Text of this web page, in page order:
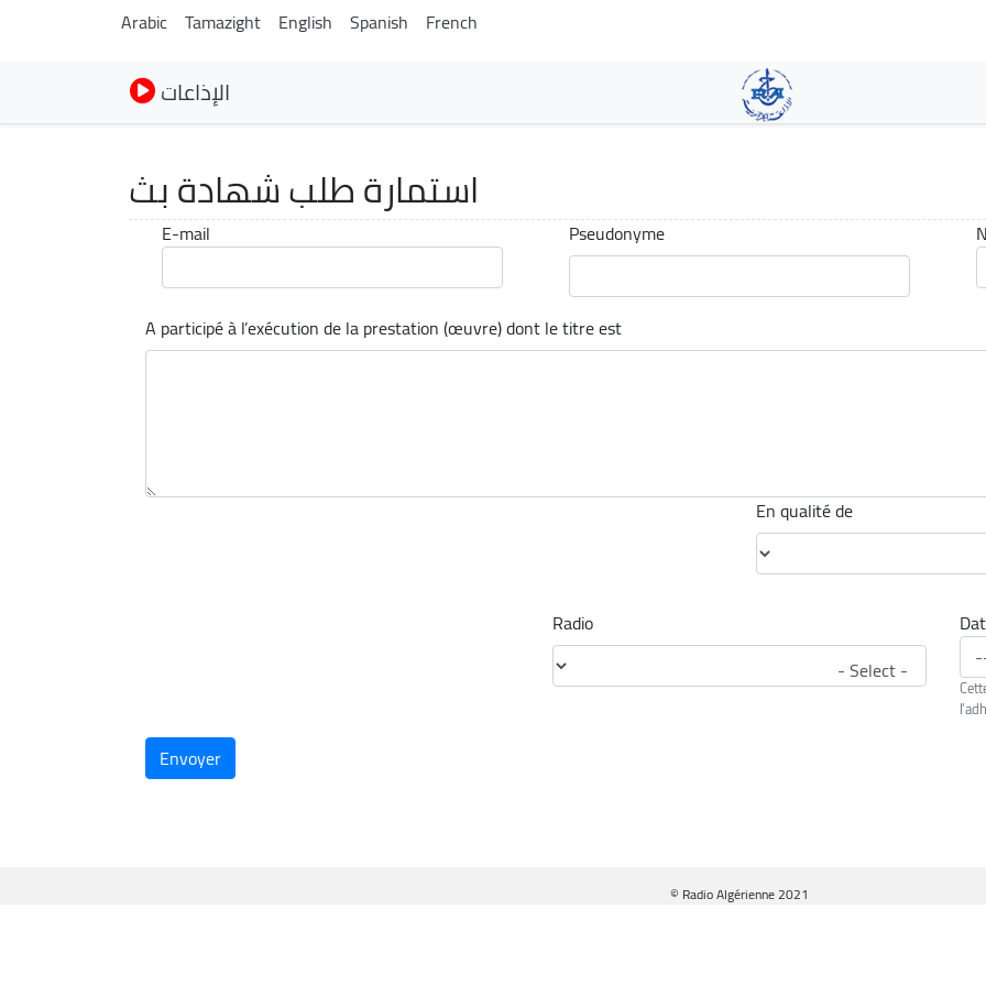
main
content
Arabic Tamazight English Spanish French
الإذاعات
استمارة طلب شهادة بث
Pseudonyme
E-mail
A participé à l’exécution de la prestation (œuvre) dont le titre est
En qualité de
En qualité de
Radio
Envoyer
© Radio Algérienne 2021